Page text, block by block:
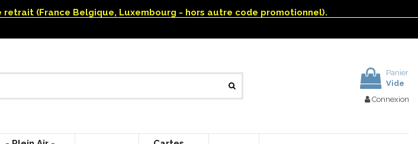
(France Belgique, Luxembourg - hors autre code promotionnel).
Panier
Vide
Connexion